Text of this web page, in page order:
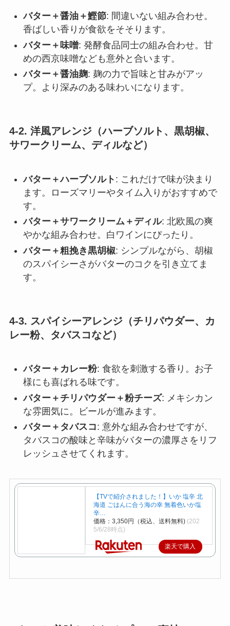
バター＋醤油＋鰹節: 間違いない組み合わせ。
香ばしい香りが食欲をそそります。
バター＋味噌: 発酵食品同士の組み合わせ。甘
めの西京味噌なども意外と合います。
バター＋醤油麹: 麹の力で旨味と甘みがアッ
プ。より深みのある味わいになります。
4-2. 洋風アレンジ（ハーブソルト、黒胡椒、
サワークリーム、ディルなど）
バター＋ハーブソルト : これだけで味が決まり
ます。ローズマリーやタイム入りがおすすめで
す。
バター＋サワークリーム＋ディル: 北欧風の爽
やかな組み合わせ。白ワインにぴったり。
バター＋粗挽き黒胡椒: シンプルながら、胡椒
のスパイシーさがバターのコクを引き立てま
す。
4-3. スパイシーアレンジ（チリパウダー、カ
レー粉、タバスコなど）
バター＋カレー粉: 食欲を刺激する香り。お子
様にも喜ばれる味です。
バター＋チリパウダー＋粉チーズ: メキシカン
な雰囲気に。ビールが進みます。
バター＋タバスコ: 意外な組み合わせですが、
タバスコの酸味と辛味がバターの濃厚さをリフ
レッシュさせてくれます。
【TVで紹介されました！】いか 塩辛 北
海道 ごはんに合う海の幸 無着色いか塩
辛…
価格：3,350円（税込、送料無料) (202
5/6/28時点)
楽天で購入